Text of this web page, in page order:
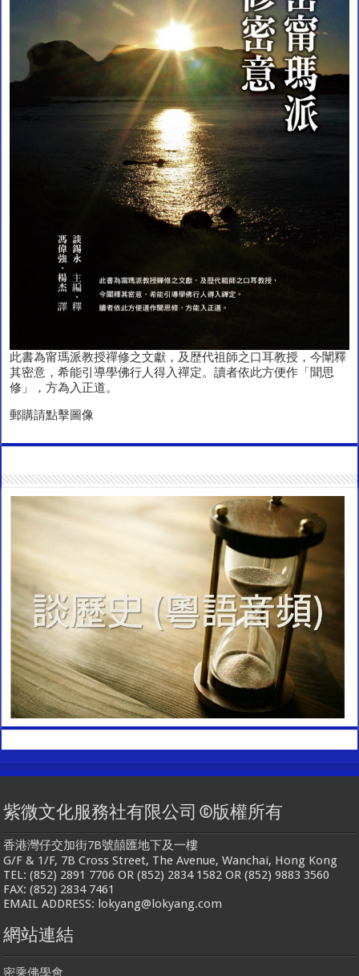
此書為甯瑪派教授禪修之文獻，及歴代祖師之口耳教授，今闡釋
其密意，希能引導學佛行人得入禪定。讀者依此方便作「聞思
修」，方為入正道。
郵購請點擊圖像
紫微文化服務社有限公司 ©版權所有
香港灣仔交加街7B號囍匯地下及一樓
G/F & 1/F, 7B Cross Street, The Avenue, Wanchai, Hong Kong
TEL: (852) 2891 7706 OR (852) 2834 1582 OR (852) 9883 3560
FAX: (852) 2834 7461
EMAIL ADDRESS: lokyang@lokyang.com
網站連結
密乘佛學會